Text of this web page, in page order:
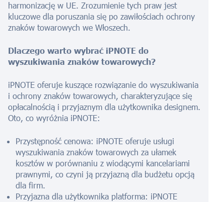
harmonizację w UE. Zrozumienie tych praw jest
kluczowe dla poruszania się po zawiłościach ochrony
znaków towarowych we Włoszech.
Dlaczego warto wybrać iPNOTE do
wyszukiwania znaków towarowych?
iPNOTE oferuje kuszące rozwiązanie do wyszukiwania
i ochrony znaków towarowych, charakteryzujące się
opłacalnością i przyjaznym dla użytkownika designem.
Oto, co wyróżnia iPNOTE:
Przystępność cenowa: iPNOTE oferuje usługi
wyszukiwania znaków towarowych za ułamek
kosztów w porównaniu z wiodącymi kancelariami
prawnymi, co czyni ją przyjazną dla budżetu opcją
dla firm.
Przyjazna dla użytkownika platforma: iPNOTE